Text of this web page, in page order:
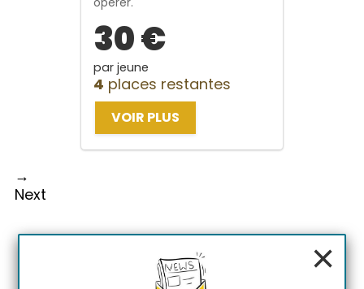
30 €
par jeune
4 places restantes
VOIR PLUS
→
Next
×